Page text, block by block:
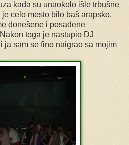
kada su unaokolo išle trbušne
celo mesto bilo baš arapsko,
donešene i posađene
toga je nastupio DJ
ja sam se fino naigrao sa mojim